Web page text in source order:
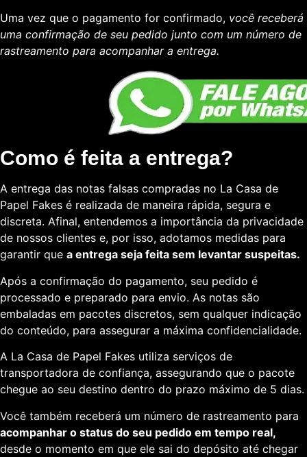
Uma vez que o pagamento for confirmado, você receberá
uma confirmação de seu pedido junto com um número de
rastreamento para acompanhar a entrega.
Como é feita a entrega?
A entrega das notas falsas compradas no La Casa de
Papel Fakes é realizada de maneira rápida, segura e
discreta. Afinal, entendemos a importância da privacidade
de nossos clientes e, por isso, adotamos medidas para
garantir que a entrega seja feita sem levantar suspeitas.
Após a confirmação do pagamento, seu pedido é
processado e preparado para envio. As notas são
embaladas em pacotes discretos, sem qualquer indicação
do conteúdo, para assegurar a máxima confidencialidade.
A La Casa de Papel Fakes utiliza serviços de
transportadora de confiança, assegurando que o pacote
chegue ao seu destino dentro do prazo máximo de 5 dias.
Você também receberá um número de rastreamento para
acompanhar o status do seu pedido em tempo real,
desde o momento em que ele sai do depósito até chegar